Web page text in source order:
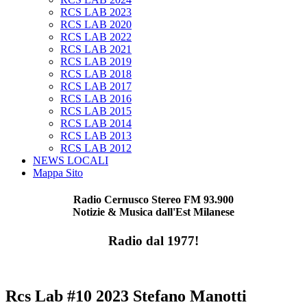
RCS LAB 2023
RCS LAB 2020
RCS LAB 2022
RCS LAB 2021
RCS LAB 2019
RCS LAB 2018
RCS LAB 2017
RCS LAB 2016
RCS LAB 2015
RCS LAB 2014
RCS LAB 2013
RCS LAB 2012
NEWS LOCALI
Mappa Sito
Radio Cernusco Stereo FM 93.900
Notizie & Musica dall'Est Milanese
Radio dal 1977!
Rcs Lab #10 2023 Stefano Manotti